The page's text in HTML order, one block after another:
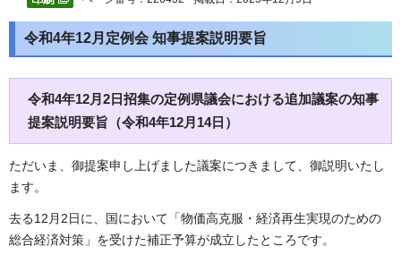
令和4年12月定例会 知事提案説明要旨
令和4年12月2日招集の定例県議会における追加議案の知事
提案説明要旨（令和4年12月14日）
ただいま、御提案申し上げました議案につきまして、御説明いたし
ます。
去る12月2日に、国において「物価高克服・経済再生実現のための
総合経済対策」を受けた補正予算が成立したところです。